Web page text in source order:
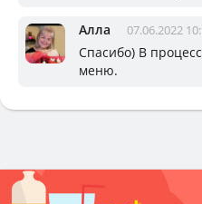
Алла 07.06.2022
Спасибо) В
меню.